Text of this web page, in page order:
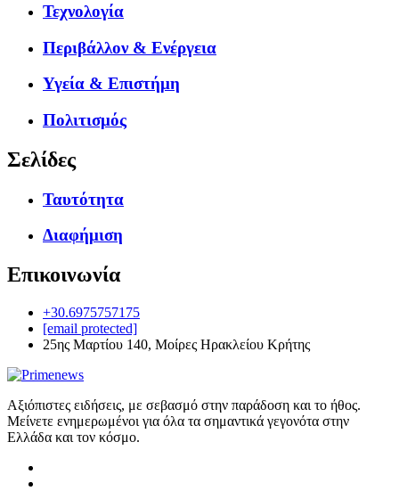
Τεχνολογία
Περιβάλλον & Ενέργεια
Υγεία & Επιστήμη
Πολιτισμός
Σελίδες
Ταυτότητα
Διαφήμιση
Επικοινωνία
+30.6975757175
[email protected]
25ης Μαρτίου 140, Μοίρες Ηρακλείου Κρήτης
Αξιόπιστες ειδήσεις, με σεβασμό στην παράδοση και το ήθος.
Μείνετε ενημερωμένοι για όλα τα σημαντικά γεγονότα στην
Ελλάδα και τον κόσμο.